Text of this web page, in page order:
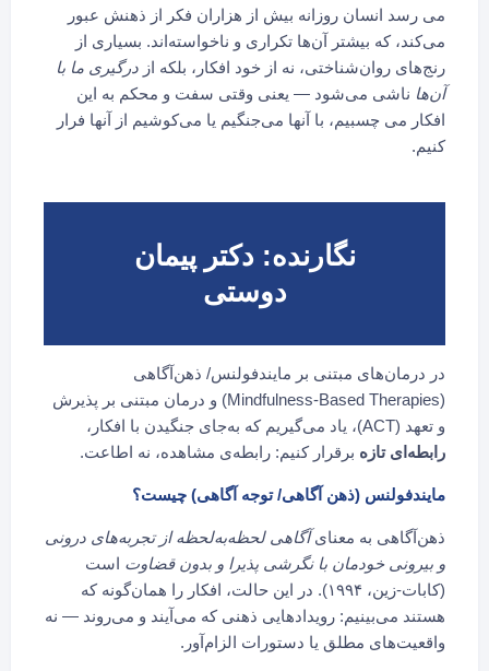
می رسد انسان روزانه بیش از هزاران فکر از ذهنش عبور
می‌کند، که بیشتر آن‌ها تکراری و ناخواسته‌اند. بسیاری از
رنج‌های روان‌شناختی، نه از خود افکار، بلکه از درگیری ما با
آن‌ها ناشی می‌شود — یعنی وقتی سفت و محکم به این
افکار می چسبیم، با آنها می‌جنگیم یا می‌کوشیم از آنها فرار
کنیم.
نگارنده: دکتر پیمان
دوستی
در درمان‌های مبتنی بر مایندفولنس/ ذهن‌آگاهی
(Mindfulness-Based Therapies) و درمان مبتنی بر پذیرش
و تعهد (ACT)، یاد می‌گیریم که به‌جای جنگیدن با افکار،
رابطه‌ای تازه برقرار کنیم: رابطه‌ی مشاهده، نه اطاعت.
مایندفولنس (ذهن آگاهی/ توجه آگاهی) چیست؟
ذهن‌آگاهی به معنایآگاهی لحظه‌به‌لحظه از تجربه‌های درونی
و بیرونی خودمان با نگرشی پذیرا و بدون قضاوت است
(کابات-زین، ۱۹۹۴). در این حالت، افکار را همان‌گونه که
هستند می‌بینیم: رویدادهایی ذهنی که می‌آیند و می‌روند — نه
واقعیت‌های مطلق یا دستورات الزام‌آور.